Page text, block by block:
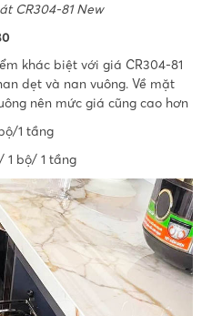
CR304-81 New
khác biệt với giá CR304-81
dẹt và nan vuông. Về mặt
nên mức giá cũng cao hơn
1 tầng
1 bộ/ 1 tầng